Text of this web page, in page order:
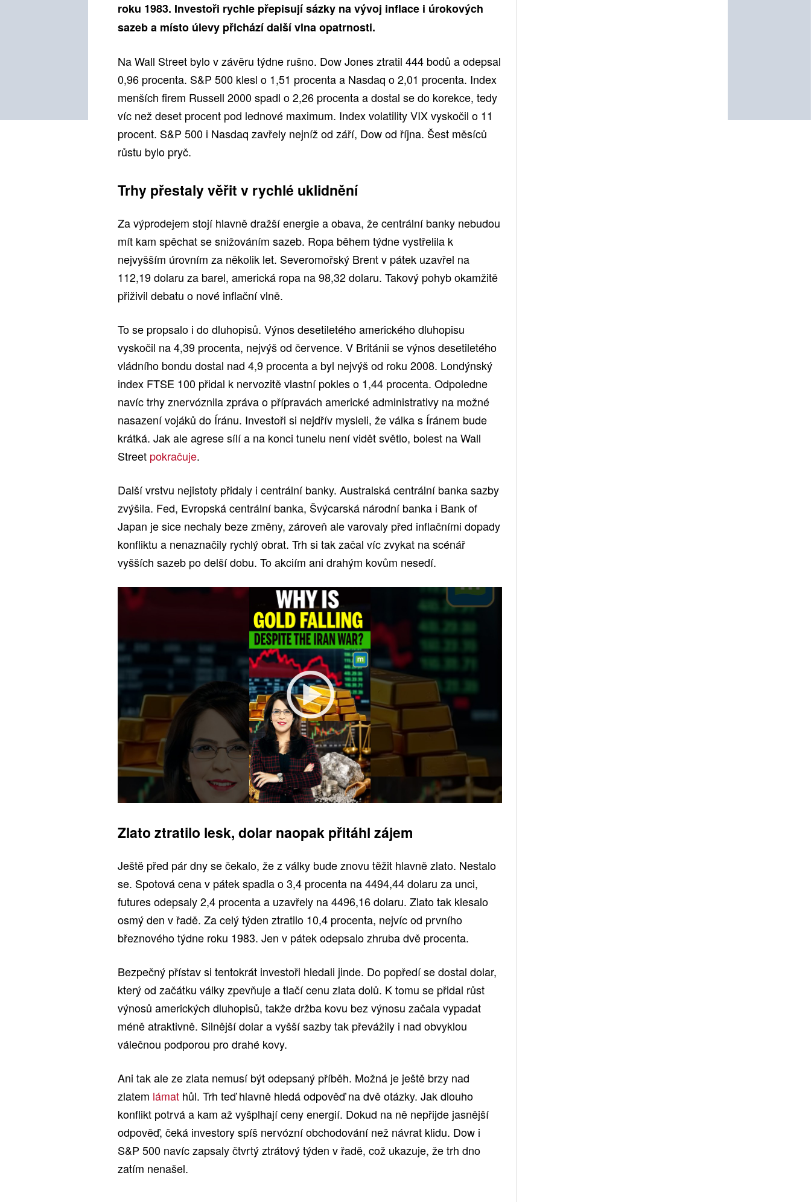
roku 1983. Investoři rychle přepisují sázky na vývoj inflace i úrokových
sazeb a místo úlevy přichází další vlna opatrnosti.
Na Wall Street bylo v závěru týdne rušno. Dow Jones ztratil 444 bodů a odepsal
0,96 procenta. S&P 500 klesl o 1,51 procenta a Nasdaq o 2,01 procenta. Index
menších firem Russell 2000 spadl o 2,26 procenta a dostal se do korekce, tedy
víc než deset procent pod lednové maximum. Index volatility VIX vyskočil o 11
procent. S&P 500 i Nasdaq zavřely nejníž od září, Dow od října. Šest měsíců
růstu bylo pryč.
Trhy přestaly věřit v rychlé uklidnění
Za výprodejem stojí hlavně dražší energie a obava, že centrální banky nebudou
mít kam spěchat se snižováním sazeb. Ropa během týdne vystřelila k
nejvyšším úrovním za několik let. Severomořský Brent v pátek uzavřel na
112,19 dolaru za barel, americká ropa na 98,32 dolaru. Takový pohyb okamžitě
přiživil debatu o nové inflační vlně.
To se propsalo i do dluhopisů. Výnos desetiletého amerického dluhopisu
vyskočil na 4,39 procenta, nejvýš od července. V Británii se výnos desetiletého
vládního bondu dostal nad 4,9 procenta a byl nejvýš od roku 2008. Londýnský
index FTSE 100 přidal k nervozitě vlastní pokles o 1,44 procenta. Odpoledne
navíc trhy znervóznila zpráva o přípravách americké administrativy na možné
nasazení vojáků do Íránu. Investoři si nejdřív mysleli, že válka s Íránem bude
krátká. Jak ale agrese sílí a na konci tunelu není vidět světlo, bolest na Wall
Street pokračuje.
Další vrstvu nejistoty přidaly i centrální banky. Australská centrální banka sazby
zvýšila. Fed, Evropská centrální banka, Švýcarská národní banka i Bank of
Japan je sice nechaly beze změny, zároveň ale varovaly před inflačními dopady
konfliktu a nenaznačily rychlý obrat. Trh si tak začal víc zvykat na scénář
vyšších sazeb po delší dobu. To akciím ani drahým kovům nesedí.
Zlato ztratilo lesk, dolar naopak přitáhl zájem
Ještě před pár dny se čekalo, že z války bude znovu těžit hlavně zlato. Nestalo
se. Spotová cena v pátek spadla o 3,4 procenta na 4494,44 dolaru za unci,
futures odepsaly 2,4 procenta a uzavřely na 4496,16 dolaru. Zlato tak klesalo
osmý den v řadě. Za celý týden ztratilo 10,4 procenta, nejvíc od prvního
březnového týdne roku 1983. Jen v pátek odepsalo zhruba dvě procenta.
Bezpečný přístav si tentokrát investoři hledali jinde. Do popředí se dostal dolar,
který od začátku války zpevňuje a tlačí cenu zlata dolů. K tomu se přidal růst
výnosů amerických dluhopisů, takže držba kovu bez výnosu začala vypadat
méně atraktivně. Silnější dolar a vyšší sazby tak převážily i nad obvyklou
válečnou podporou pro drahé kovy.
Ani tak ale ze zlata nemusí být odepsaný příběh. Možná je ještě brzy nad
zlatem lámat hůl. Trh teď hlavně hledá odpověď na dvě otázky. Jak dlouho
konflikt potrvá a kam až vyšplhají ceny energií. Dokud na ně nepřijde jasnější
odpověď, čeká investory spíš nervózní obchodování než návrat klidu. Dow i
S&P 500 navíc zapsaly čtvrtý ztrátový týden v řadě, což ukazuje, že trh dno
zatím nenašel.